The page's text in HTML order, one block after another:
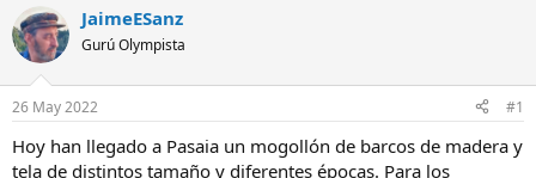
i
c
i
a
d
o
r
d
c
a
i
n
JaimeESanz
Gurú Olympista
26 May 2022 #1
Hoy han llegado a Pasaia un mogollón de barcos de madera y
tela de distintos tamaño y diferentes épocas. Para los